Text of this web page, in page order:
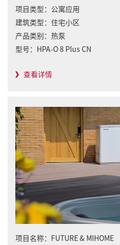
项目类型： 公寓应用
建筑类型： 住宅小区
产品类别： 热泵
型号：
HPA-O 8 Plus CN
查看详情
项目名称：
FUTURE & MIHOME